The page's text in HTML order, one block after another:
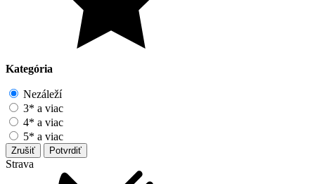
Kategória
Nezáleží
3* a viac
4* a viac
5* a viac
Zrušiť Potvrdiť
Strava